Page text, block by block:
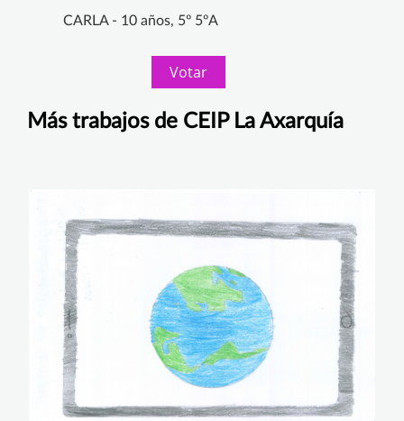
CARLA - 10 años, 5º 5ºA
Votar
Más trabajos de CEIP La Axarquía